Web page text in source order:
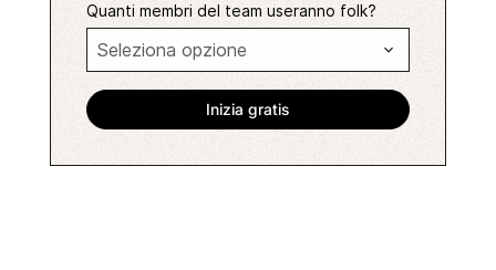
Quanti membri del team useranno folk?